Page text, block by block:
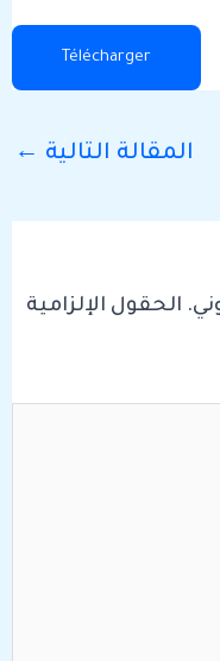
Télécharger
المقالة التالية←
الحقول الإلزامية